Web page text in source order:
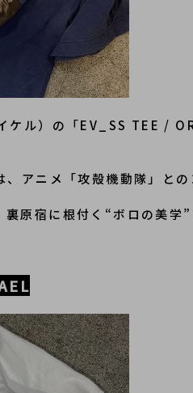
アニメ「攻殻機動隊」との
原宿に根付く“ボロの美学